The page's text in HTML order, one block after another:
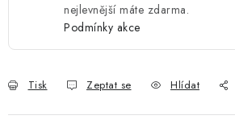
nejlevnější máte zdarma.
Podmínky akce
Tisk Zeptat se Hlídat